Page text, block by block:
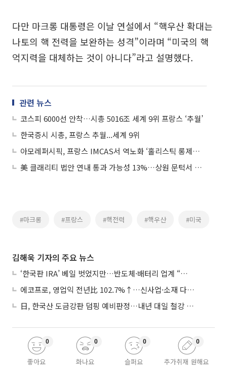
다만 마크롱 대통령은 이날 연설에서 “핵우산 확대는
나토의 핵 전력을 보완하는 성격”이라며 “미국의 핵
억지력을 대체하는 것이 아니다”라고 설명했다.
관련 뉴스
코스피 6000선 안착…시총 5016조 세계 9위 프랑스 ‘추월’
한국증시 시총, 프랑스 추월...세계 9위
아모레퍼시픽, 프랑스 IMCAS서 역노화 ‘홀리스틱 롱제비티 솔루션’ 공개
美 클래리티 법안 연내 통과 가능성 13%…상원 문턱서 제동
#마크롱 #프랑스 #핵전력 #핵우산 #미국
김해욱 기자의 주요 뉴스
‘한국판 IRA’ 베일 벗었지만…반도체·배터리 업계 “시행령이 관건”
에코프로, 영업익 전년比 102.7%↑…신사업·소재 다각화 박차
日, 한국산 도금강판 덤핑 예비판정…내년 대일 철강 수출 ‘빨간불’
좋아요
0
화나요
0
슬퍼요
0
추가취재 원해요
0